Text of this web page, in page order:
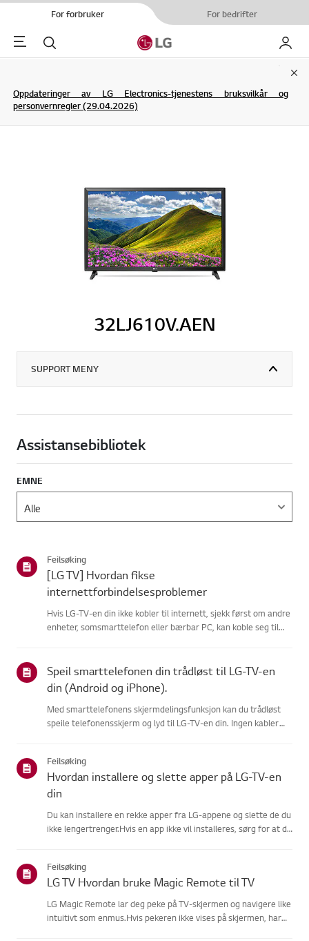
For forbruker For bedrifter
Menu Søk My LG
Oppdateringer av LG Electronics-tjenestens bruksvilkår og
personvernregler (29.04.2026)
32LJ610V.AEN
SUPPORT MENY
Assistansebibliotek
EMNE
Feilsøking
[LG TV] Hvordan fikse
internettforbindelsesproblemer
Hvis LG-TV-en din ikke kobler til internett, sjekk først om andre
enheter, somsmarttelefon eller bærbar PC, kan koble seg til
Speil smarttelefonen din trådløst til LG-TV-en
din (Android og iPhone).
Med smarttelefonens skjermdelingsfunksjon kan du trådløst
speile telefonensskjerm og lyd til LG-TV-en din. Ingen kabler
Feilsøking
Hvordan installere og slette apper på LG-TV-en
din
Du kan installere en rekke apper fra LG-appene og slette de du
ikke lengertrenger.Hvis en app ikke vil installeres, sørg for at du
Feilsøking
LG TV Hvordan bruke Magic Remote til TV
LG Magic Remote lar deg peke på TV-skjermen og navigere like
intuitivt som enmus.Hvis pekeren ikke vises på skjermen, har